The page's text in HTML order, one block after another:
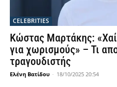
CELEBRITIES
Κώστας Μαρτάκης:
για χωρισμούς» – Τι
τραγουδιστής
Ελένη Βατίδου - 18/10/2025 20:54